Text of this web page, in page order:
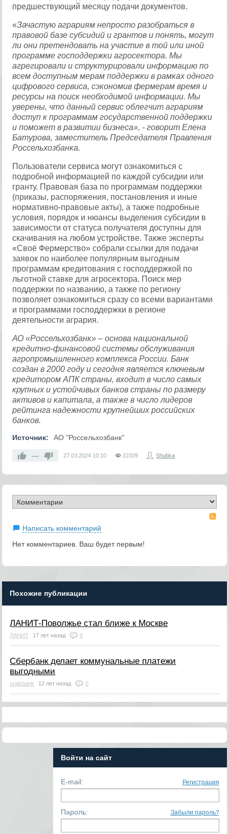
предшествующий месяцу подачи документов.
«Зачастую аграриям непросто разобраться в
правовой базе субсидий и грантов и понять, могут
ли они претендовать на участие в той или иной
программе господдержки агросектора. Мы
агрегировали и структурировали информацию по
всем доступным мерам поддержки в рамках одного
цифрового сервиса, сэкономив фермерам время и
ресурсы на поиск необходимой информации. Мы
уверены, что данный сервис облегчит аграриям
доступ к программам государственной поддержки
и поможет в развитии бизнеса», - говорит Елена
Батурова, заместитель Председателя Правления
Россельхозбанка.
Пользователи сервиса могут ознакомиться с
подробной информацией по каждой субсидии или
гранту. Правовая база по программам поддержки
(приказы, распоряжения, постановления и иные
нормативно-правовые акты), а также подробные
условия, порядок и нюансы выделения субсидии в
зависимости от статуса получателя доступны для
скачивания на любом устройстве. Также эксперты
«Своё Фермерство» собрали ссылки для подачи
заявок по наиболее популярным выгодным
программам кредитования с господдержкой по
льготной ставке для агросектора. Поиск мер
поддержки по названию, а также по региону
позволяет ознакомиться сразу со всеми вариантами
и программами господдержки в регионе
деятельности агрария.
АО «Россельхозбанк» – основа национальной
кредитно-финансовой системы обслуживания
агропромышленного комплекса России. Банк
создан в 2000 году и сегодня является ключевым
кредитором АПК страны, входит в число самых
крупных и устойчивых банков страны по размеру
активов и капитала, а также в число лидеров
рейтинга надежности крупнейших российских
банков.
Источник: АО "Россельхозбанк"
— 27.03.2024 10:10 22339 Shubka
Написать комментарий
Нет комментариев. Ваш будет первым!
Похожие публикации
ЛАНИТ-Поволжье стал ближе к Москве
ЛАНИТ 17 лет назад 0
Сбербанк делает коммунальные платежи
выгодными
uralsbank 12 лет назад 0
Войти на сайт
E-mail: Регистрация
Пароль: Забыли пароль?